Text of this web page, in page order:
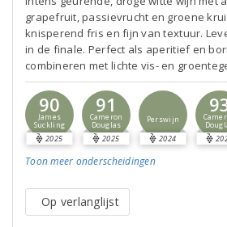
grapefruit, passievrucht en groene
knisperend fris en fijn van textuur.
in de finale. Perfect als aperitief en
combineren met lichte vis- en
90
James
Suckling
2025
91
Cameron
Douglas
2025
Perswijn
2024
Toon meer onderscheidingen
Op verlanglijst